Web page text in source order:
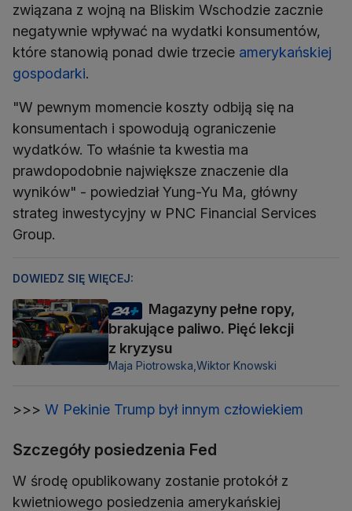
związana z wojną na Bliskim Wschodzie zacznie
negatywnie wpływać na wydatki konsumentów,
które stanowią ponad dwie trzecie amerykańskiej
gospodarki.
"W pewnym momencie koszty odbiją się na
konsumentach i spowodują ograniczenie
wydatków. To właśnie ta kwestia ma
prawdopodobnie największe znaczenie dla
wyników" - powiedział Yung-Yu Ma, główny
strateg inwestycyjny w PNC Financial Services
Group.
DOWIEDZ SIĘ WIĘCEJ:
Magazyny pełne ropy,
brakujące paliwo. Pięć lekcji
z kryzysu
Maja Piotrowska, Wiktor Knowski
>>> W Pekinie Trump był innym człowiekiem
Szczegóły posiedzenia Fed
W środę opublikowany zostanie protokół z
kwietniowego posiedzenia amerykańskiej